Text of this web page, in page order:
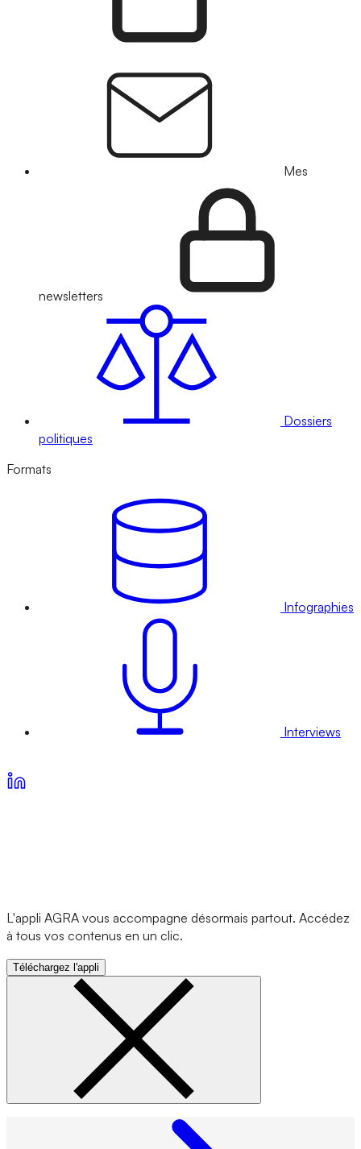
Mes
newsletters
Dossiers
politiques
Formats
Infographies
Interviews
L'appli AGRA vous accompagne désormais partout. Accédez
à tous vos contenus en un clic.
Téléchargez l'appli